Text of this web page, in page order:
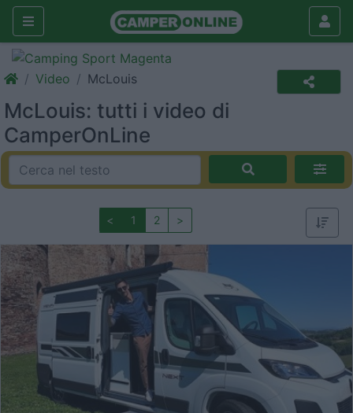
Video McLouis
McLouis: tutti i video di
CamperOnLine
< 1 2 >